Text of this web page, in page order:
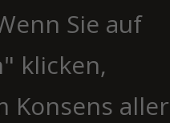
Sie auf
klicken,
Konsens aller